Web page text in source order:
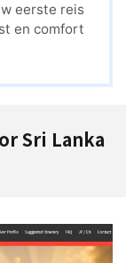
eerste reis
en comfort
Sri Lanka